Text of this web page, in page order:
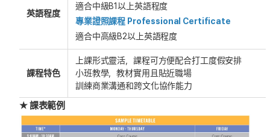
英語程度
適合中級B1以上英語程度
專業證照課程 Professional Certificate
適合中高級B2以上英語程度
課程特色
上課形式靈活，課程可方便配合打工度假安排
小班教學，教材實用且貼近職場
訓練商業溝通和跨文化協作能力
★ 課表範例